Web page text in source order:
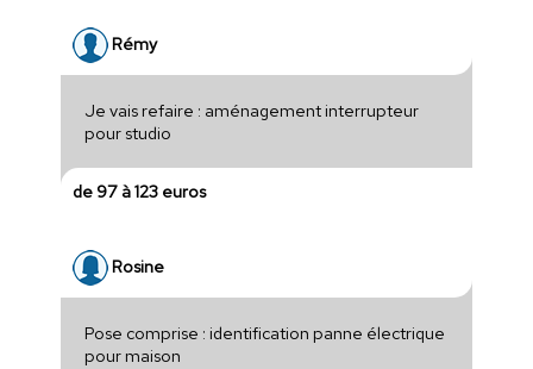
Rémy
Je vais refaire : aménagement interrupteur
pour studio
de 97 à 123 euros
Rosine
Pose comprise : identification panne électrique
pour maison